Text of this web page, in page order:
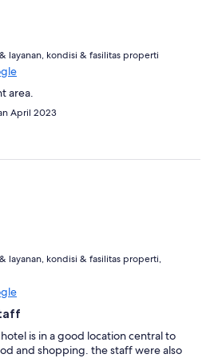
layanan, kondisi & fasilitas properti
area.
April 2023
layanan, kondisi & fasilitas properti,
is in a good location central to
and shopping. the staff were also